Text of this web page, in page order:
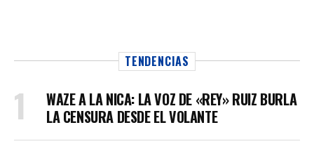
TENDENCIAS
WAZE A LA NICA: LA VOZ DE «REY» RUIZ BURLA
LA CENSURA DESDE EL VOLANTE